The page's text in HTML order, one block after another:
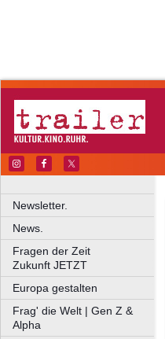
Newsletter.
News.
Fragen der Zeit
Zukunft JETZT
Europa gestalten
Frag' die Welt | Gen Z &
Alpha